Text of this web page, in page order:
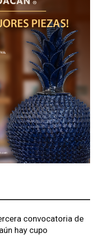
convocatoria de
hay cupo